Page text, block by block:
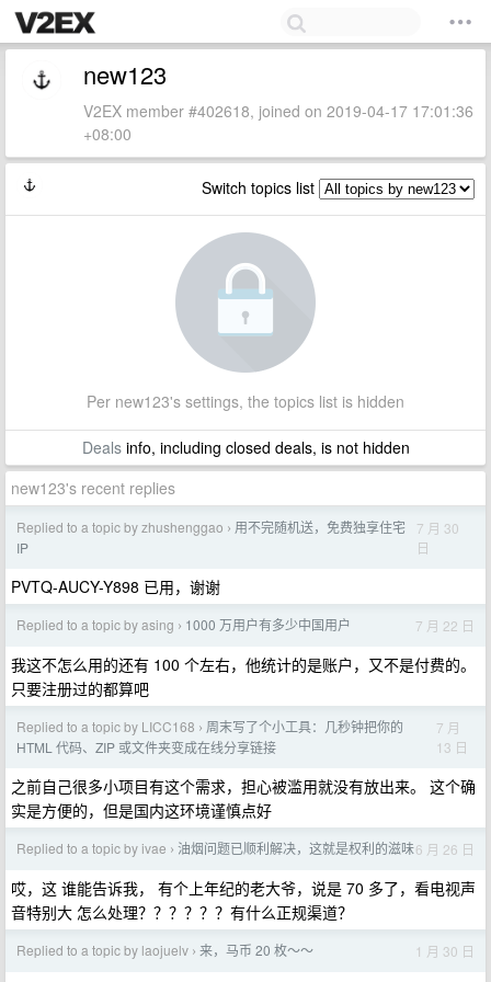
new123
V2EX member #402618, joined on 2019-04-17 17:01:36
+08:00
Switch topics list
Per new123's settings, the topics list is hidden
Dealsinfo, including closed deals, is not hidden
new123's recent replies
Replied to a topic by zhushenggao › 用不完随机送，免费独享住宅
IP
7 月 30
日
PVTQ-AUCY-Y898 已用，谢谢
Replied to a topic by asing › 1000 万用户有多少中国用户 7 月 22 日
我这不怎么用的还有 100 个左右，他统计的是账户，又不是付费的。
只要注册过的都算吧
Replied to a topic by LICC168 › 周末写了个小工具：几秒钟把你的
HTML 代码、ZIP 或文件夹变成在线分享链接
7 月
13 日
之前自己很多小项目有这个需求，担心被滥用就没有放出来。 这个确
实是方便的，但是国内这环境谨慎点好
Replied to a topic by ivae › 油烟问题已顺利解决，这就是权利的滋味6 月 26 日
哎，这 谁能告诉我， 有个上年纪的老大爷，说是 70 多了，看电视声
音特别大 怎么处理？？？？？？有什么正规渠道？
Replied to a topic by laojuelv › 来，马币 20 枚～～ 1 月 30 日